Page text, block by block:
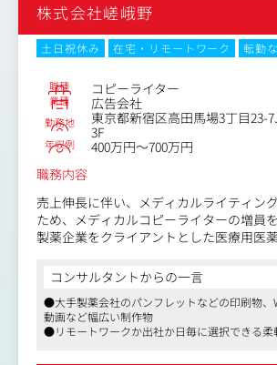
実際に20代でチームを束ねる役割を担っ
おり、自己成長やスキルアップしていき
最適な環境です。
またデザインチームだけでなく、他部署
がクリエイティブに対して真摯に考え抜
共有・相談が活発に行われています。
●教育体制
クリエイティブディレクターやアートデ
ウハウを学べる縦の繋がりと、プロジェク
す。
業務における不明点から、ちょっとした
談できる、仲間同士でのコミュニケーシ
株式会社嵯峨野
土日祝休み 在宅・リモートワーク
転勤
職種 コピーライター
業種 広告会社
勤務地
東京都新宿区高田馬場3丁目23-
3F
年収例
400万円～700万円
職務内容
売上伸長に伴い、メディカルライティン
ため、メディカルコピーライターの増員
製薬企業をクライアントとした医療用医
いたします。
【主な内容】
・基本資材の制作（総合製品情報概要、
ーム、適正使用ガイドなど）
コンサルタントからの一言
●大手製薬会社のパンフレットなどの印刷物、
動画など幅広い制作物
●リモートワークか出社か日毎に選択できる柔